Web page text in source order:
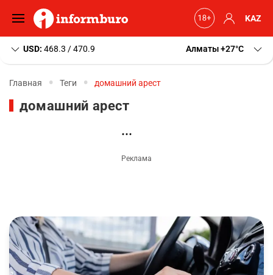
KAZ
USD: 468.3 / 470.9 Алматы+27 C
Главная Теги домашний арест
домашний арест